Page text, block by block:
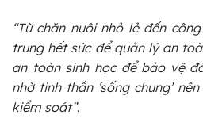
“Từ chăn nuôi nhỏ lẻ đến
trung hết sức để quản lý an
an toàn sinh học để bảo vệ
nhờ tinh thần ‘sống chung’
kiểm soát”.